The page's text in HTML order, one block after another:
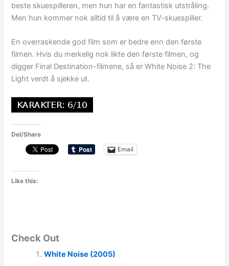
beste skuespilleren, men hun har en fantastisk utstråling.
Men hun kommer nok alltid til å være en TV-skuespiller.
En overraskende god film som er bedre enn den første
filmen. Hvis du merkelig nok likte den første filmen, og
digger Final Destination-filmene, så er White Noise 2: The
Light verdt å sjekke ut.
Del/Share
Email
Like this:
Check Out
White Noise (2005)